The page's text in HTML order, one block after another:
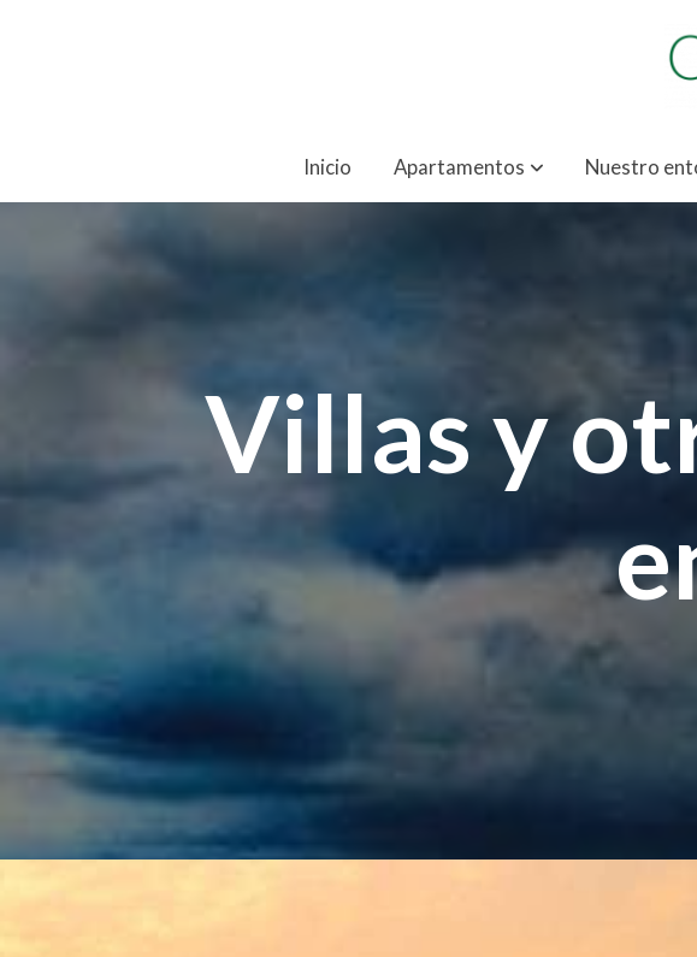
Inicio Apartamentos Nuestro
Villas y